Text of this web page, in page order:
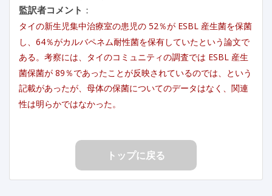
監訳者コメント ：
タイの新生児集中治療室の患児の 52％が ESBL 産生菌を保菌
し、64％がカルバペネム耐性菌を保有していたという論文で
ある。考察には、タイのコミュニティの調査では ESBL 産生
菌保菌が 89％であったことが反映されているのでは、という
記載があったが、母体の保菌についてのデータはなく、関連
性は明らかではなかった。
トップに戻る